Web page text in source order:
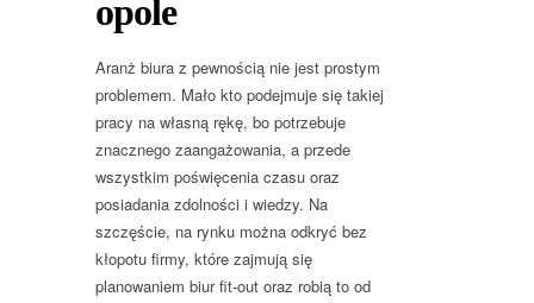
opole
Aranż biura z pewnością nie jest prostym
problemem. Mało kto podejmuje się takiej
pracy na własną rękę, bo potrzebuje
znacznego zaangażowania, a przede
wszystkim poświęcenia czasu oraz
posiadania zdolności i wiedzy. Na
szczęście, na rynku można odkryć bez
kłopotu firmy, które zajmują się
planowaniem biur fit-out oraz robią to od